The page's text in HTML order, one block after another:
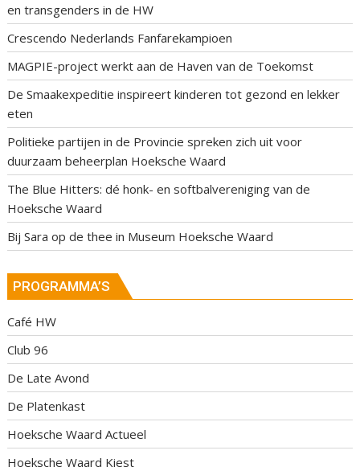
en transgenders in de HW
Crescendo Nederlands Fanfarekampioen
MAGPIE-project werkt aan de Haven van de Toekomst
De Smaakexpeditie inspireert kinderen tot gezond en lekker
eten
Politieke partijen in de Provincie spreken zich uit voor
duurzaam beheerplan Hoeksche Waard
The Blue Hitters: dé honk- en softbalvereniging van de
Hoeksche Waard
Bij Sara op de thee in Museum Hoeksche Waard
PROGRAMMA’S
Café HW
Club 96
De Late Avond
De Platenkast
Hoeksche Waard Actueel
Hoeksche Waard Kiest